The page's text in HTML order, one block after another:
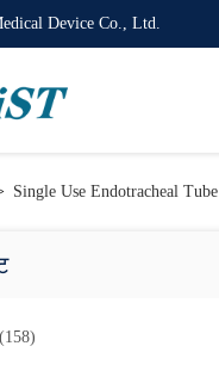
Device Co., Ltd.
Single Use Endotracheal
(158)